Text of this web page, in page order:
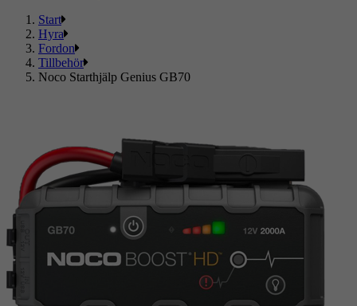
Start
Hyra
Fordon
Tillbehör
Noco Starthjälp Genius GB70